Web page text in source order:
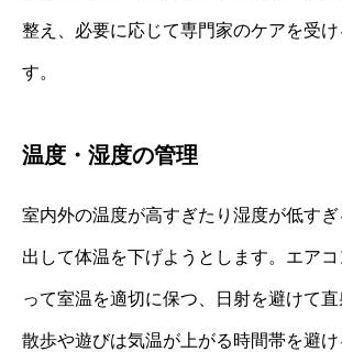
整え、必要に応じて専門家のケアを受
す。
温度・湿度の管理
室内外の温度が高すぎたり湿度が低す
出して体温を下げようとします。エア
って室温を適切に保つ、日射を避けて直
散歩や遊びは気温が上がる時間帯を避